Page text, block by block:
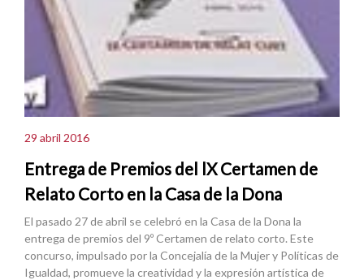
29 abril 2016
Entrega de Premios del lX Certamen de
Relato Corto en la Casa de la Dona
El pasado 27 de abril se celebró en la Casa de la Dona la
entrega de premios del 9º Certamen de relato corto. Este
concurso, impulsado por la Concejalía de la Mujer y Políticas de
Igualdad, promueve la creatividad y la expresión artística de